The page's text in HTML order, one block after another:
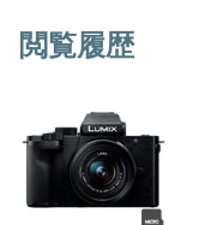
閲覧履歴